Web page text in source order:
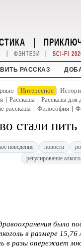
|
| ФЭНТЕЗИ | SCI-FI
РАССКАЗ
| Интересное |
| Рассказы | Рассказы для
рассказы | Философия |
стали
поведение новости
регулирование
было
в размере 15,76
в разы опережает